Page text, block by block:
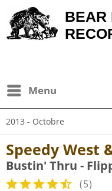
BEAR
Menu
2013 - Octobre
Speedy West
Bustin' Thru -
(5)